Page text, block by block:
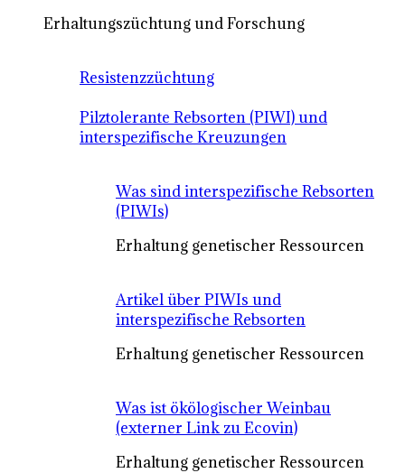
Erhaltungszüchtung und Forschung
Resistenzzüchtung
Pilztolerante Rebsorten (PIWI) und
interspezifische Kreuzungen
Was sind interspezifische Rebsorten
(PIWIs)
Erhaltung genetischer Ressourcen
Artikel über PIWIs und
interspezifische Rebsorten
Erhaltung genetischer Ressourcen
Was ist ökölogischer Weinbau
(externer Link zu Ecovin)
Erhaltung genetischer Ressourcen